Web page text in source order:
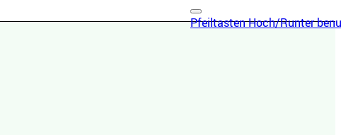
Pfeiltasten Hoch/Runter